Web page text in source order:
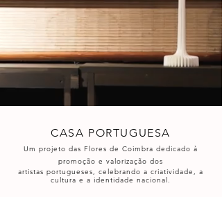
CASA PORTUGUESA
Um projeto das Flores de Coimbra dedicado à
promoção e valorização dos
artistas portugueses, celebrando a criatividade, a
cultura e a identidade nacional.